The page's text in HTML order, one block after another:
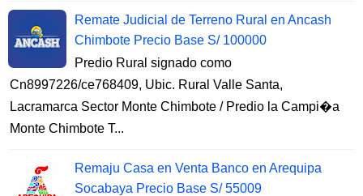
Remate Judicial de Terreno Rural en Ancash
Chimbote Precio Base S/ 100000
Predio Rural signado como
Cn8997226/ce768409, Ubic. Rural Valle Santa,
Lacramarca Sector Monte Chimbote / Predio la Campi�a
Monte Chimbote T...
Remaju Casa en Venta Banco en Arequipa
Socabaya Precio Base S/ 55009